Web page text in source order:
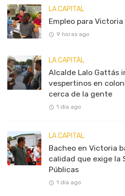
LA CAPITAL
Empleo para
9 horas ago
LA CAPITAL
Alcalde Lalo Gattás
vespertinos en
cerca de la gente
1 día ago
LA CAPITAL
Bacheo en Victoria
calidad que exige la
Públicas
1 día ago